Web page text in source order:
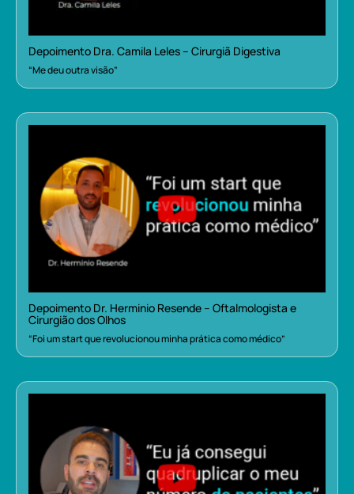
Depoimento Dra. Camila Leles – Cirurgiã Digestiva
“Me deu outra visão”
Depoimento Dr. Herminio Resende – Oftalmologista e
Cirurgião dos Olhos
“Foi um start que revolucionou minha prática como médico”